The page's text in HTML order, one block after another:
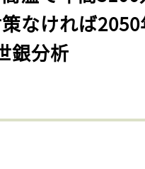
なければ
銀分析